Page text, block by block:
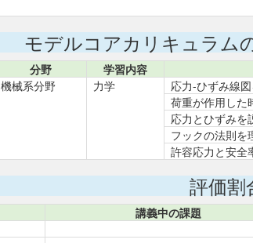
モデルコアカリキュラム
分野 学習内容
機械系分野 力学 応力-ひずみ線図
荷重が作用した
応力とひずみを
フックの法則を
許容応力と安全
評価割
講義中の課題